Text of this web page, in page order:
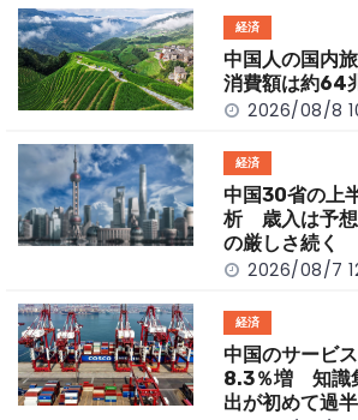
o
o
k
n
k
経済
中国人の国内
消費額は約64
2026/08/8
経済
中国30省の上
析 歳入は予想
の厳しさ続く
2026/08/7
経済
中国のサービ
8.3％増 知識
出が初めて過